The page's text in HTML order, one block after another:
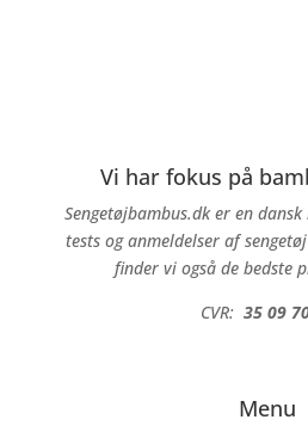
Vi har fokus på
Sengetøjbambus.dk er en
tests og anmeldelser af
finder vi også de bedste
CVR: 35 09
Menu